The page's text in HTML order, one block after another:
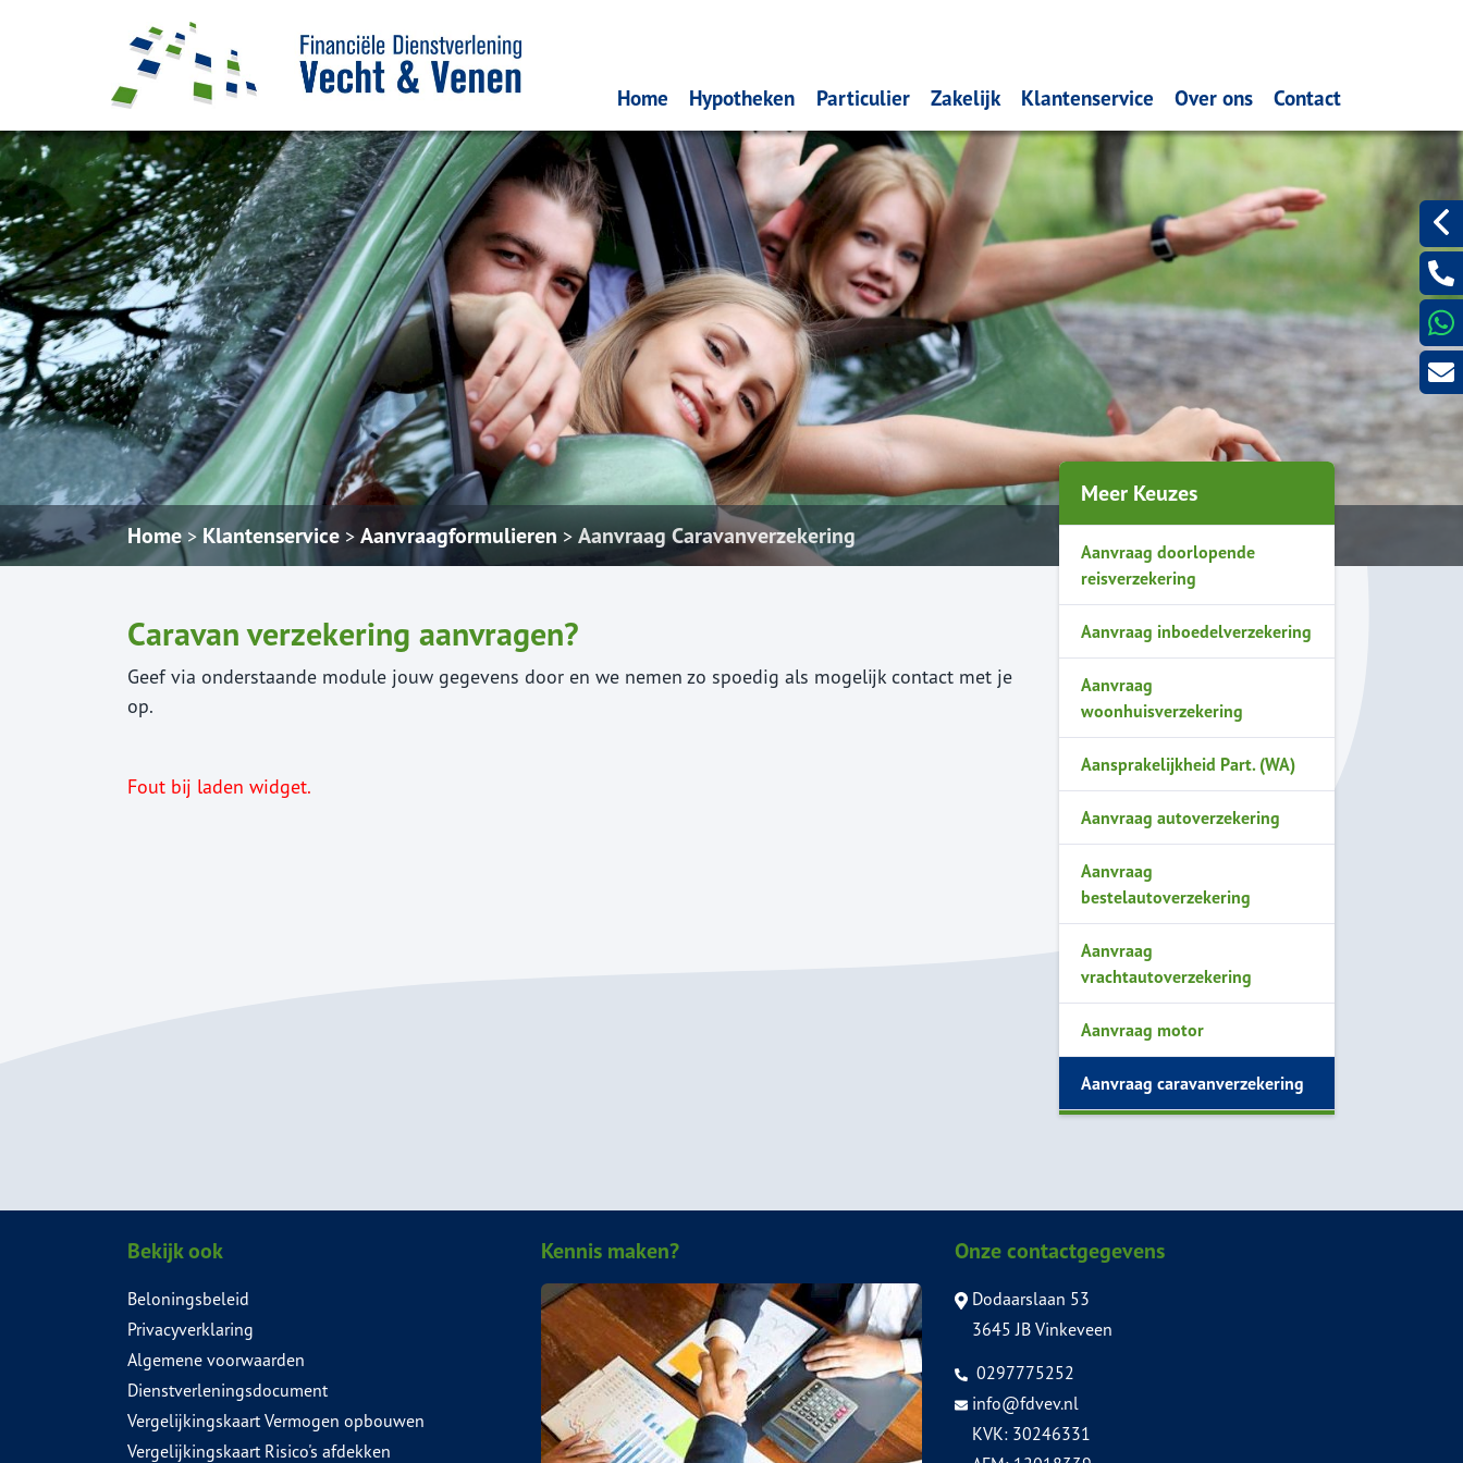
Home Hypotheken
Oeps, een hypotheek (filmpje)
Belangrijke informatie en Tips
De hypotheekrentes
Bereken zelf uw hypotheek
Formulieren
Particulier
Schade melden
Verzekeren
Particuliere verzekering afsluiten
Pensioen
Sparen
Zakelijk
Ondernemers
Werkgevers
Zakelijke schadeverzekeringen
Klantenservice
Schadeformulieren
Aanvraagformulieren
Serviceformulieren
Waardemeters
Over ons
Wat doen wij?
Verzekeren
Spaardiensten
Pensioen
Hypotheekadvisering
Dát bedoelen we nou met
ontzorgen
Contact
Laat een bericht
Even met ons
Home > Klantenservice > Aanvraagformulieren > Aanvraag Caravanverzekering
Caravan verzekering aanvragen?
Geef via onderstaande module jouw gegevens door en we nemen zo spoedig als mogelijk contact met je
op.
Fout bij laden widget.
Meer Keuzes
Aanvraag doorlopende
reisverzekering
Aanvraag inboedelverzekering
Aanvraag
woonhuisverzekering
Aansprakelijkheid Part. (WA)
Aanvraag autoverzekering
Aanvraag
bestelautoverzekering
Aanvraag
vrachtautoverzekering
Aanvraag motor
Aanvraag caravanverzekering
Bekijk ook
Beloningsbeleid
Privacyverklaring
Algemene voorwaarden
Dienstverleningsdocument
Vergelijkingskaart Vermogen opbouwen
Vergelijkingskaart Risico's afdekken
Kennis maken? Onze contactgegevens
Dodaarslaan 53
3645 JB Vinkeveen
0297775252
info@fdvev.nl
KVK: 30246331